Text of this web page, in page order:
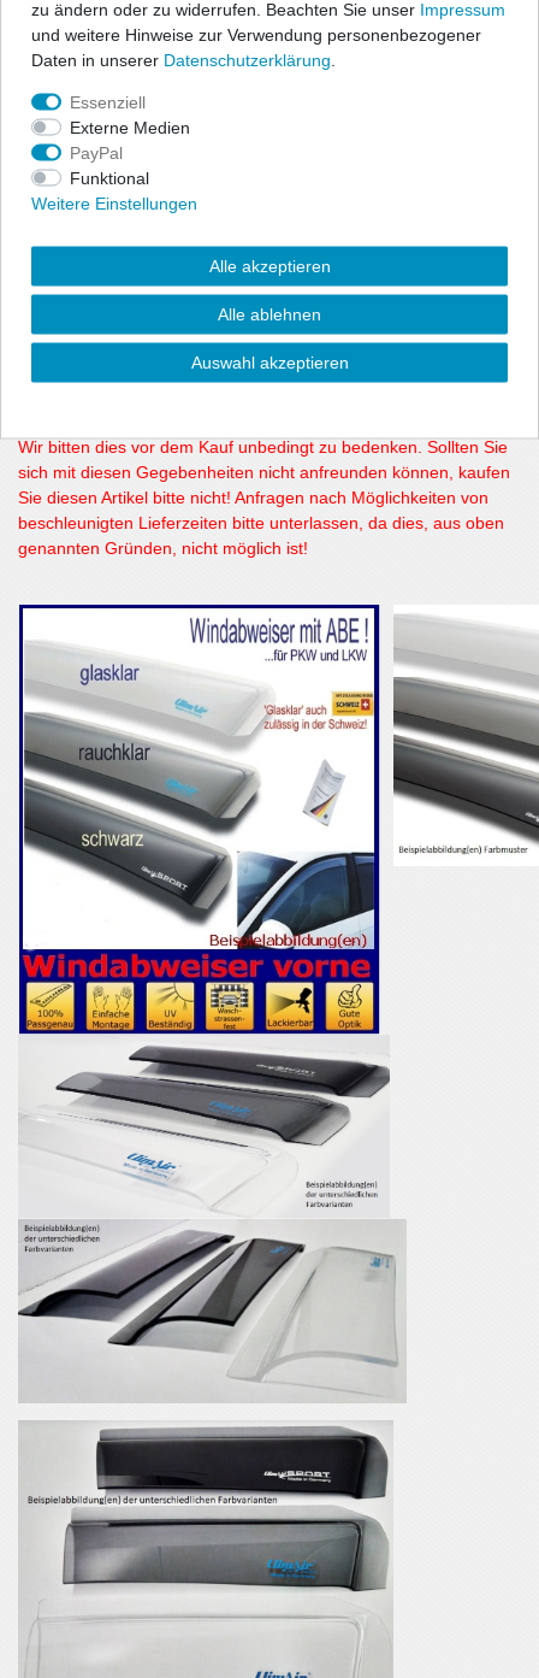
Erklärung für die Angabe der verlängerten Lieferzeit dieses
Artikels:
Die hier verlängert angegebene Lieferzeit liegt der
Produktionszeit zugrunde. Da die Fa. ClimAir nur eine bestimmte
Menge am Tag produzieren kann und weltweit Ihre Kunden
beliefert, ist es leider nicht möglich einige Bestellungen innerhalb
kürzester Zeit auszuliefern. Der Versand erfolgt direkt von dort an
Seiten- und Dachwindabweiser auf Lager die nicht jederzeit
greifbar zu Verfügung stehen oder nachproduziert werden
Transporter und LKW, ebenfalls in drei Farbvarianten. Daher
geben wir, wie auch viele andere Internethändler diese
verlängerte Lieferzeit an. Geliefert wird aber meistens etwas
Wir bitten dies vor dem Kauf unbedingt zu bedenken. Sollten Sie
sich mit diesen Gegebenheiten nicht anfreunden können, kaufen
Sie diesen Artikel bitte nicht! Anfragen nach Möglichkeiten von
beschleunigten Lieferzeiten bitte unterlassen, da dies, aus oben
genannten Gründen, nicht möglich ist!
zu ändern oder zu widerrufen. Beachten Sie unser Impressum
und weitere Hinweise zur Verwendung personenbezogener
Daten in unserer Daten­schutz­erklärung
Essenziell
Externe Medien
PayPal
Funktional
Weitere Einstellungen
Alle akzeptieren
Alle ablehnen
Auswahl akzeptieren